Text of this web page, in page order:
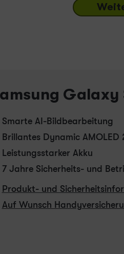
Galaxy
Smarte AI-Bildbearbeitung
Brillantes Dynamic AMOLED
Leistungsstarker Akku
7 Jahre Sicherheits- und
Produkt- und
Auf Wunsch